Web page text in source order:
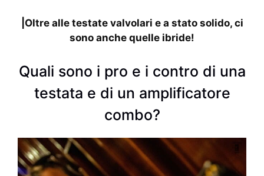
|Oltre alle testate valvolari e a stato solido, ci
sono anche quelle ibride!
Quali sono i pro e i contro di una
testata e di un amplificatore
combo?